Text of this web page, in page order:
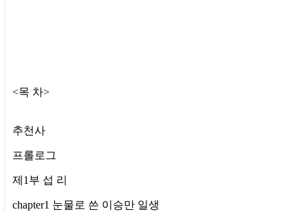
<목 차>
추천사
프롤로그
제1부 섭 리
chapter1 눈물로 쓴 이승만 일생